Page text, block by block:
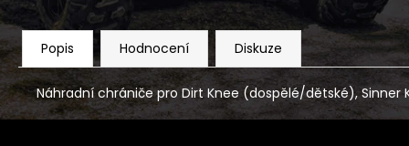
Popis Hodnocení Diskuze
Náhradní chrániče pro Dirt Knee (dospělé/dětské), Sinner